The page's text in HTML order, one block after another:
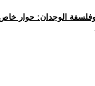
وفلسفة الوجدان: حوار